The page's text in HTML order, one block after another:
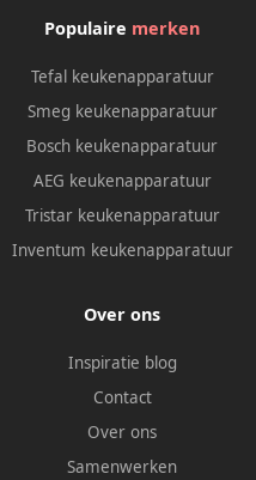
Populaire merken
Tefal keukenapparatuur
Smeg keukenapparatuur
Bosch keukenapparatuur
AEG keukenapparatuur
Tristar keukenapparatuur
Inventum keukenapparatuur
Over ons
Inspiratie blog
Contact
Over ons
Samenwerken